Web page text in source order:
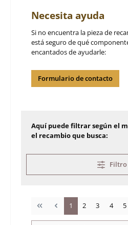
Necesita ayuda
Si no encuentra la pieza de
está seguro de qué
encantados de ayudarle:
Formulario de contacto
Aquí puede filtrar según el
el recambio que busca:
Filtro
Página
1 Página
2 Página
3 Página
4 5